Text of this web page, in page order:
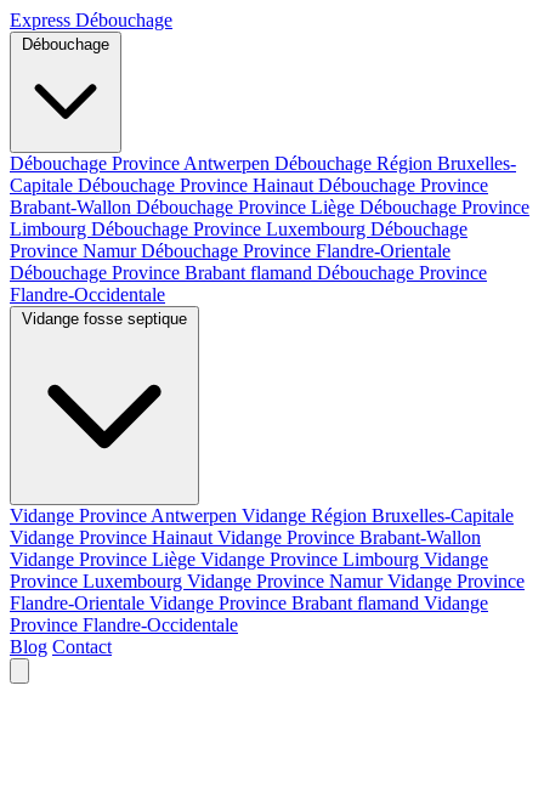
Express Débouchage
Débouchage Province Antwerpen Débouchage Région Bruxelles-
Capitale Débouchage Province Hainaut Débouchage Province
Brabant-Wallon Débouchage Province Liège Débouchage Province
Limbourg Débouchage Province Luxembourg Débouchage
Province NamurDébouchage Province Flandre-Orientale
Débouchage Province Brabant flamand Débouchage Province
Flandre-Occidentale
Vidange Province Antwerpen Vidange Région Bruxelles-Capitale
Vidange Province Hainaut Vidange Province Brabant-Wallon
Vidange Province Liège Vidange Province Limbourg Vidange
Province Luxembourg Vidange Province NamurVidange Province
Flandre-Orientale Vidange Province Brabant flamand Vidange
Province Flandre-Occidentale
Blog Contact